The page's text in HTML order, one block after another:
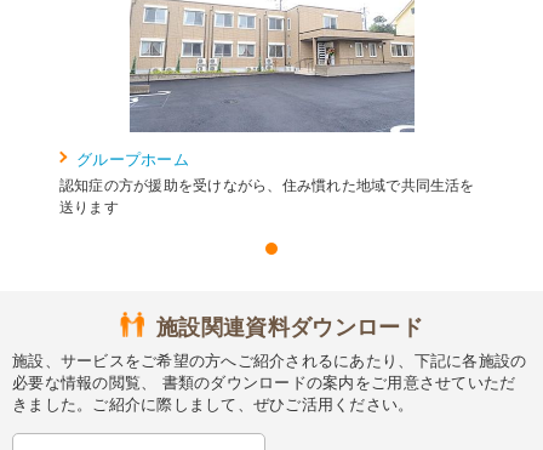
グループホーム
認知症の方が援助を受けながら、住み慣れた地域で共同生活を
送ります
施設関連資料ダウンロード
施設、サービスをご希望の方へご紹介されるにあたり、下記に各施設の
必要な情報の閲覧、 書類のダウンロードの案内をご用意させていただ
きました。ご紹介に際しまして、ぜひご活用ください。